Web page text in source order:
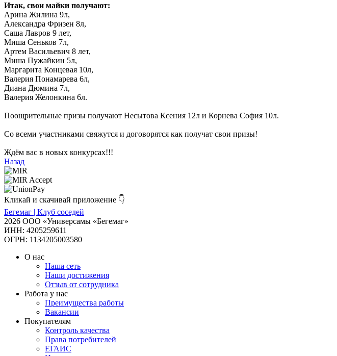
Итак, свои майки получают:
Арина Жилина 9л,
Александра Фризен 8л,
Саша Лавров 9 лет,
Миша Сеньков 7л,
Артем Васильевич 8 лет,
Миша Пужайкин 5л,
Маргарита Концевая 10л,
Валерия Понамарева 6л,
Диана Дюмина 7л,
Валерия Желонкина 6л.
Поощрительные призы получают Несытова Ксения 12л и Корнева София 10л.
Со всеми участниками свяжутся и договорятся как получат свои призы!
Ждём вас в новых конкурсах!!!
Назад
Кликай и скачивай приложение 👇
Бегемаг | Клуб соседей
2026 ООО «Универсамы «Бегемаг»
ИНН: 4205259611
ОГРН: 1134205003580
О нас
Наша сеть
Наши достижения
Отзыв от сотрудника
Работа у нас
Преимущества работы
Вакансии
Покупателям
Контроль качества
Права потребителей
ЕГАИС